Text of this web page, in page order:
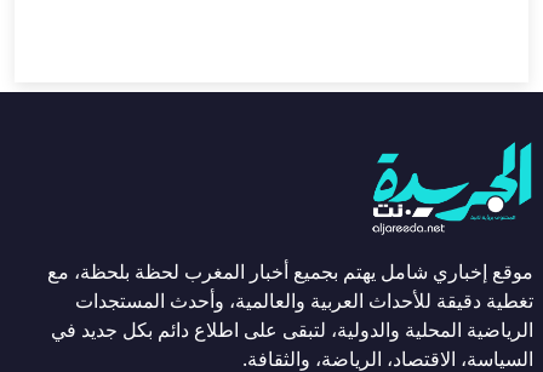
موقع إخباري شامل يهتم بجميع أخبار المغرب لحظة بلحظة، مع
تغطية دقيقة للأحداث العربية والعالمية، وأحدث المستجدات
الرياضية المحلية والدولية، لتبقى على اطلاع دائم بكل جديد في
السياسة، الاقتصاد، الرياضة، والثقافة.